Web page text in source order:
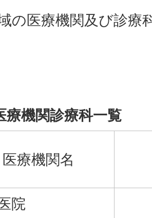
の医療機関及び診療
療機関診療科一覧
医療機関名
院